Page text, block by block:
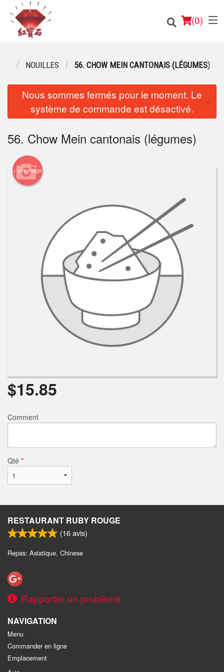
(0)
Commander en ligne
Emplacement
Français
Connection
Inscription
Rechercher
NOUILLES 56. CHOW MEIN CANTONAIS (LÉGUMES)
Nous sommes fermés pour le moment. Le
système de commande est désactivé.
×
56. Chow Mein cantonais (légumes)
+ une image
$15.85
Comment
Qté *
RESTAURANT RUBY ROUGE
(16avis)
Repas: Asiatique, Chinese
Rapporter un problème
NAVIGATION
Menu
Commander en ligne
Emplacement